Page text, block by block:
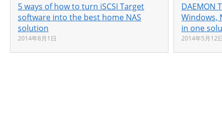
5 ways of how to turn iSCSI Target
software into the best home NAS
solution
2014年8月1日
DAEMON
Windows,
in one
2014年5月12